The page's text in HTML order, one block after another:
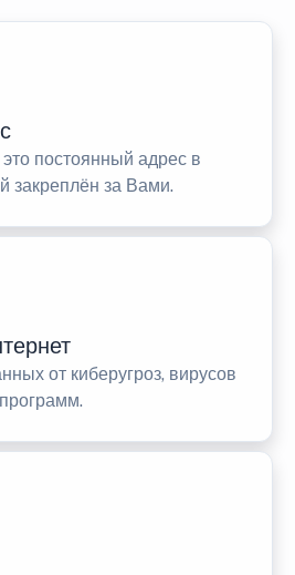
постоянный адрес в
закреплён за Вами.
от киберугроз, вирусов